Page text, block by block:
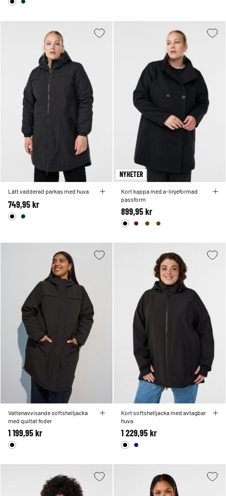
Lätt vadderad parkas med huva
749,95 kr
NYHETER
Kort kappa med a-linjeformad
passform
899,95 kr
Vattenavvisande softshelljacka
med quiltat foder
1 199,95 kr
Kort softshelljacka med avtagbar
huva
1 229,95 kr